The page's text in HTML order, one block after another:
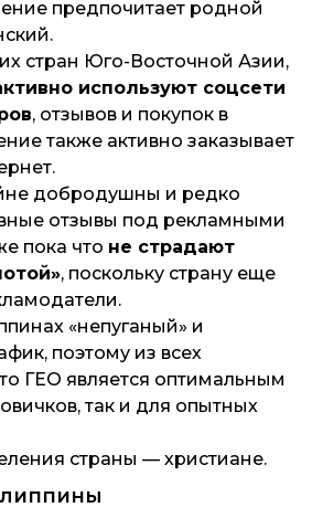
предпочитает родной
стран Юго-Восточной Азии,
используют соцсети
, отзывов и покупок в
также активно заказывает
добродушны и редко
отзывы под рекламными
пока что не страдают
, поскольку страну еще
«непуганый» и
поэтому из всех
ГЕО является оптимальным
так и для опытных
страны — христиане.